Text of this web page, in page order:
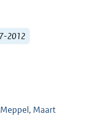
2012
Maart